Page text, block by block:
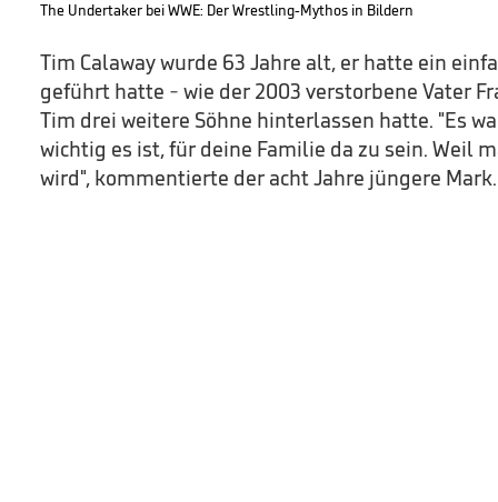
The Undertaker bei WWE: Der Wrestling-Mythos in Bildern
Tim Calaway wurde 63 Jahre alt, er hatte ein
geführt hatte - wie der 2003 verstorbene Vater
Tim drei weitere Söhne hinterlassen hatte. "Es
wichtig es ist, für deine Familie da zu sein. Weil
wird", kommentierte der acht Jahre jüngere Mark.